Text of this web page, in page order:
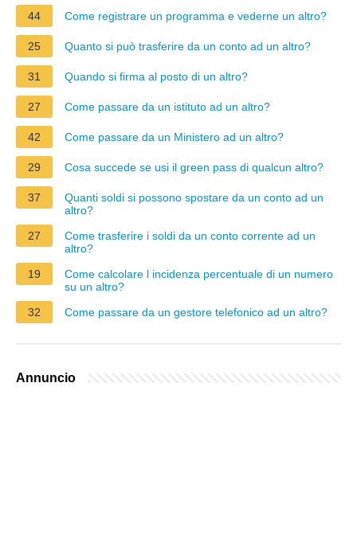
44 Come registrare un programma e vederne un altro?
25 Quanto si può trasferire da un conto ad un altro?
31 Quando si firma al posto di un altro?
27 Come passare da un istituto ad un altro?
42 Come passare da un Ministero ad un altro?
29 Cosa succede se usi il green pass di qualcun altro?
37
Quanti soldi si possono spostare da un conto ad un
altro?
27
Come trasferire i soldi da un conto corrente ad un
altro?
19
Come calcolare l incidenza percentuale di un numero
su un altro?
32
Come passare da un gestore telefonico ad un altro?
Annuncio